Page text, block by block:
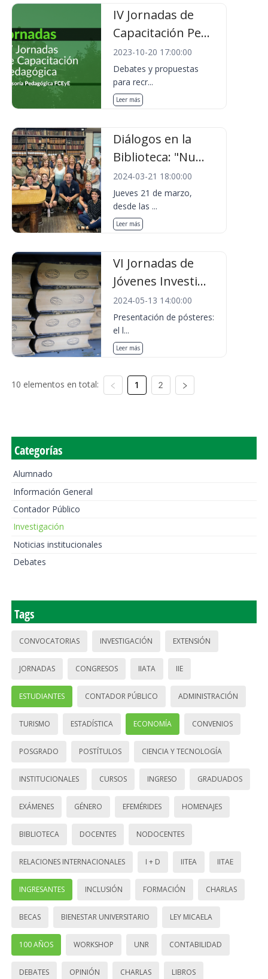
IV Jornadas de
Capacitación Pe...
2023-10-20 17:00:00
Debates y propuestas
para recr...
Leer más
Diálogos en la
Biblioteca: "Nu...
2024-03-21 18:00:00
Jueves 21 de marzo,
desde las ...
Leer más
VI Jornadas de
Jóvenes Investi...
2024-05-13 14:00:00
Presentación de pósteres:
el l...
Leer más
10 elementos en total: 1 2
Categorías
Alumnado
Información General
Contador Público
Investigación
Noticias institucionales
Debates
Tags
CONVOCATORIAS INVESTIGACIÓN EXTENSIÓN
JORNADAS CONGRESOS IIATA IIE
ESTUDIANTES CONTADOR PÚBLICO ADMINISTRACIÓN
TURISMO ESTADÍSTICA ECONOMÍA CONVENIOS
POSGRADO POSTÍTULOS CIENCIA Y TECNOLOGÍA
INSTITUCIONALES CURSOS INGRESO GRADUADOS
EXÁMENES GÉNERO EFEMÉRIDES HOMENAJES
BIBLIOTECA DOCENTES NODOCENTES
RELACIONES INTERNACIONALES I + D IITEA IITAE
INGRESANTES INCLUSIÓN FORMACIÓN CHARLAS
BECAS BIENESTAR UNIVERSITARIO LEY MICAELA
100 AÑOS WORKSHOP UNR CONTABILIDAD
DEBATES OPINIÓN CHARLAS LIBROS